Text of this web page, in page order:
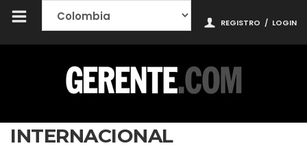
REGISTRO / LOGIN
INTERNACIONAL